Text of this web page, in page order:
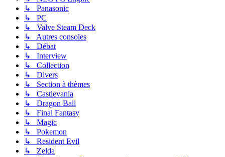
↳ Panasonic
↳ PC
↳ Valve Steam Deck
↳ Autres consoles
↳ Débat
↳ Interview
↳ Collection
↳ Divers
↳ Section à thèmes
↳ Castlevania
↳ Dragon Ball
↳ Final Fantasy
↳ Magic
↳ Pokemon
↳ Resident Evil
↳ Zelda